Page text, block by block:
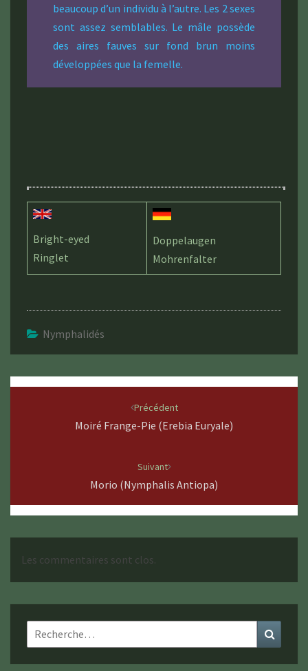
beaucoup d’un individu à l’autre. Les 2 sexes
sont assez semblables. Le mâle possède
des aires fauves sur fond brun moins
développées que la femelle.
Bright-eyed
Ringlet
Doppelaugen
Mohrenfalter
Nymphalidés
Navigation
Précédent
Moiré Frange-Pie (Erebia Euryale)
Suivant
Morio (Nymphalis Antiopa)
Les commentaires sont clos.
Rechercher :